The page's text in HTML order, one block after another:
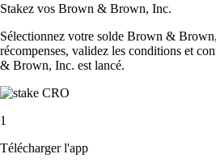
Stakez vos Brown & Brown, Inc.
Sélectionnez votre solde Brown &
récompenses, validez les conditions et
& Brown, Inc. est lancé.
1
Télécharger l'app